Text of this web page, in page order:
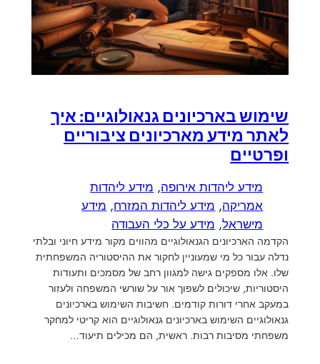
שימוש בארכיונים גנאולוגיים: איך
לאתר מידע מארכיונים ציבוריים
ופרטיים
מידע ליהדות אירופה, מידע ליהדות
אמריקה, מידע ליהדות המזרח, מידע
מישראל, מידע על כלי העבודה
הקדמה הארכיונים הגנאולוגיים מהווים מקור מידע חיוני ובלתי
נדלה עבור כל מי שמעוניין לחקור את ההיסטוריה המשפחתית
שלו. אלו מספקים גישה למגוון רחב של מסמכים ותעודות
היסטוריות, שיכולים לשפוך אור על שורשי המשפחה ולעזור
במעקב אחרי דורות קודמים. חשיבות השימוש בארכיונים
גנאולוגיים השימוש בארכיונים גנאולוגיים הוא קריטי למחקר
משפחתי מסיבות רבות. ראשית, הם מכילים תיעוד…